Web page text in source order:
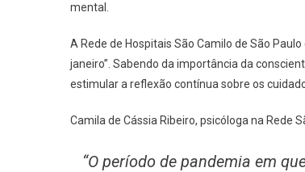
mental.
A Rede de Hospitais São Camilo de São
janeiro”. Sabendo da importância da
estimular a reflexão contínua sobre os
Camila de Cássia Ribeiro, psicóloga na Rede
“O período de pandemia em